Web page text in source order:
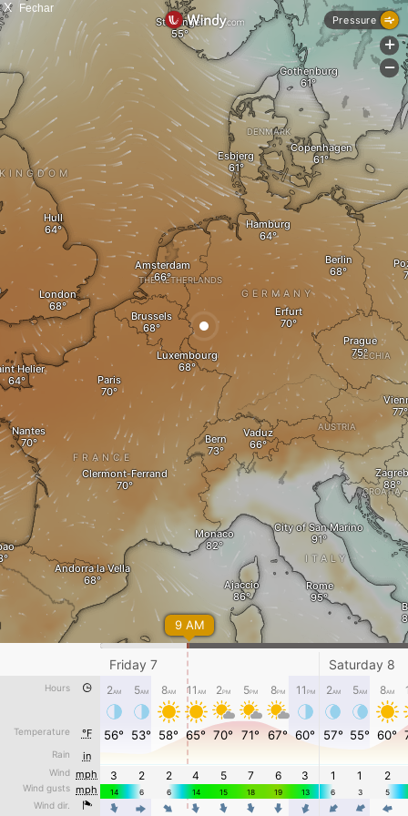
X Fechar